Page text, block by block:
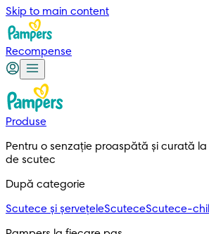
Skip to main content
Recompense
Produse
Pentru o senzație proaspătă și curată
de scutec
După categorie
Scutece și șervețeleScuteceScutece-